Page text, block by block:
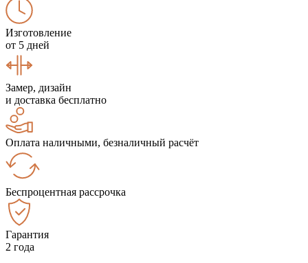
Изготовление
от 5 дней
Замер, дизайн
и доставка бесплатно
Оплата наличными, безналичный расчёт
Беспроцентная рассрочка
Гарантия
2 года